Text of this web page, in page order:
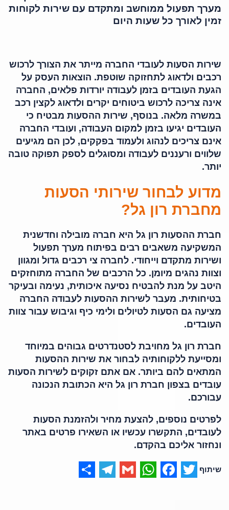
מערך תפעול ממוחשב ומתקדם עם שירות לקוחות
זמין לאורך כל שעות היום
שירות הסעות לעובדי החברה מייתר את הצורך לרכוש
רכבים ולדאוג לתחזוקה שוטפת. הוצאות העסק על
הגעת העובדים בזמן לעבודה יורדות פלאים, החברה
אינה צריכה לרכוש ביטוחים יקרים ולדאוג לקצין רכב
במשרה מלאה. בנוסף, שירות ההסעות מבטיח כי
העובדים יגיעו בזמן למקום העבודה, ועובדי החברה
אינם צריכים לנהוג ולעמוד בפקקים, לכן הם מגיעים
שלווים ורעננים לעבודה ומסוגלים לספק תפוקה טובה
יותר.
מדוע לבחור שירותי הסעות
מחברת רון גל?
חברת ההסעות רון גל היא חברה מובילה וחדשנית
המשקיעה משאבים רבים בפיתוח מערך תפעול
ושירות מתקדם וייחודי. לחברה צי רכבים גדול ומגוון
וצוות נהגים מיומן. כל הרכבים של החברה מתוחזקים
היטב על מנת להבטיח נסיעה איכותית, נעימה ובעיקר
בטיחותית. מעבר לשירות ההסעות לעבודה החברה
מציעה גם הסעות לטיולים ולימי כיף וגיבוש עבור צוות
העובדים.
חברת רון גל מחויבת לסטנדרטים גבוהים במיוחד
ומסייעת ללקוחותיה לבחור את שירות ההסעות
המתאים להם ביותר. אם אתם זקוקים לשירות הסעות
עובדים בצפון חברת רון גל היא הכתובת הנכונה
עבורכם.
לפרטים נוספים, להצעת מחיר ולהזמנת הסעות
לעובדים, התקשרו עכשיו או השאירו פרטים באתר
ונחזור אליכם בהקדם.